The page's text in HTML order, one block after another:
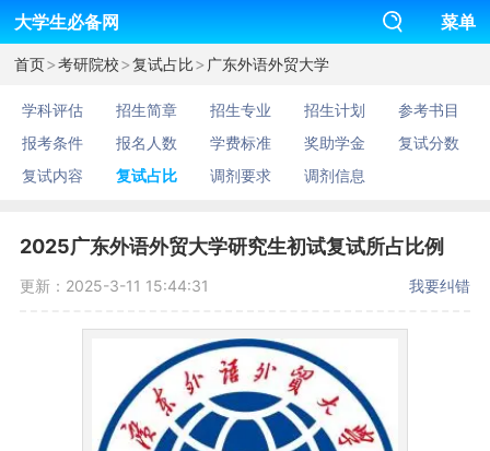
大学生必备网 菜单
首页>考研院校>复试占比> 广东外语外贸大学
学科评估 招生简章 招生专业 招生计划
参考书目
报考条件
报名人数 学费标准 奖助学金
复试分数
复试内容
复试占比 调剂要求 调剂信息
2025广东外语外贸大学研究生初试复试所占比例
更新：2025-3-11 15:44:31 我要纠错